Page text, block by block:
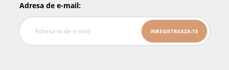
Adresa de e-mail: